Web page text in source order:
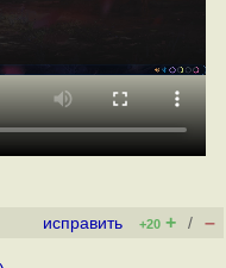
исправить +20 + / –